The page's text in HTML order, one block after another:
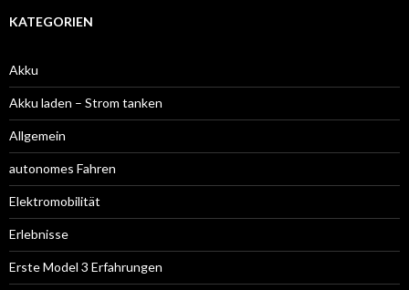
KATEGORIEN
Akku
Akku laden – Strom tanken
Allgemein
autonomes Fahren
Elektromobilität
Erlebnisse
Erste Model 3 Erfahrungen